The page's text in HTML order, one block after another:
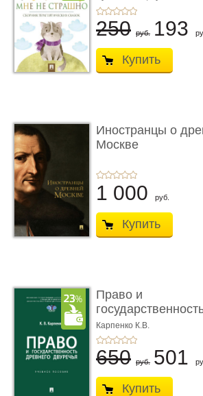
сказо� ...
250 руб. 193
Купить
Иностранцы о
Москве
1 000 руб.
Купить
Право и
Древнего
...
Карпенко К.В.
650 руб. 501
Купить